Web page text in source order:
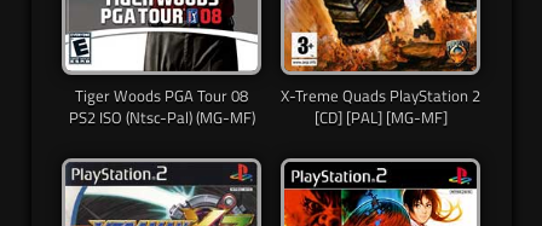
Tiger Woods PGA Tour 08
PS2 ISO (Ntsc-Pal) (MG-MF)
X-Treme Quads PlayStation 2
[CD] [PAL] [MG-MF]